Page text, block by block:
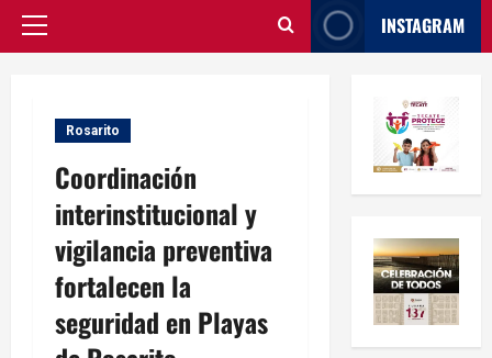
Menú
INSTAGRAM
Rosarito
Coordinación
interinstitucional y
vigilancia preventiva
fortalecen la
seguridad en Playas